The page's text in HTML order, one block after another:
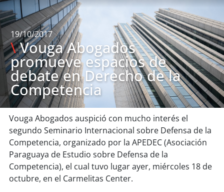
19/10/2017
\Vouga Abogados
promueve espacios de
debate en Derecho de la
Competencia
Vouga Abogados auspició con mucho interés el
segundo Seminario Internacional sobre Defensa de la
Competencia, organizado por la APEDEC (Asociación
Paraguaya de Estudio sobre Defensa de la
Competencia), el cual tuvo lugar ayer, miércoles 18 de
octubre, en el Carmelitas Center.